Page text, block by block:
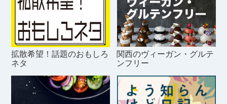
拡散希望！話題のおもしろ
ネタ
関西のヴィーガン・グルテ
ンフリー